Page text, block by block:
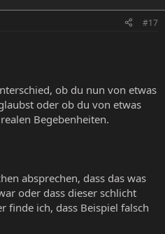
#17
ob du nun von etwas
oder ob du von etwas
Begebenheiten.
absprechen, dass das was
oder dass dieser schlicht
finde ich, dass Beispiel falsch